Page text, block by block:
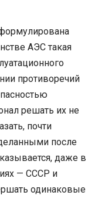
АЭС такая
противоречий
решать их не
почти
после
даже в
— СССР и
одинаковые